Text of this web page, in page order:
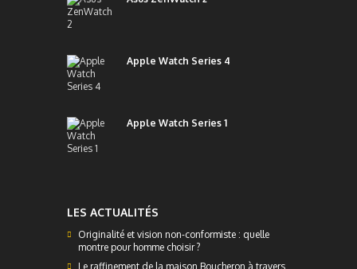
Apple Watch Series 4
Apple Watch Series 1
LES ACTUALITÉS
Originalité et vision non-conformiste : quelle
montre pour homme choisir ?
Le raffinement de la maison Boucheron à travers